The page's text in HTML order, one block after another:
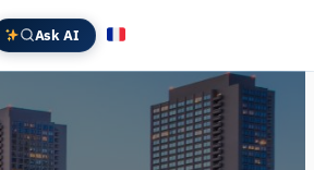
Ask AI
Deutsch
中文 (中国)